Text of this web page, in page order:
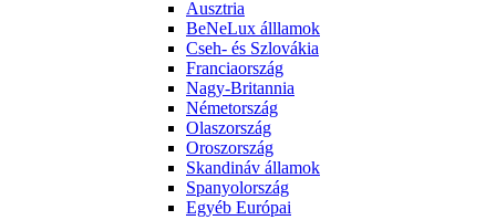
Ausztria
BeNeLux álllamok
Cseh- és Szlovákia
Franciaország
Nagy-Britannia
Németország
Olaszország
Oroszország
Skandináv államok
Spanyolország
Egyéb Európai